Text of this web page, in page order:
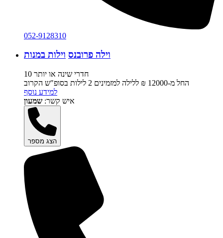
052-9128310
וילה פרובנס וילות במנות
10 חדרי שינה או יותר
החל מ-‏12000 ₪ ללילה למזמינים 2 לילות בסופ"ש הקרוב
למידע נוסף
איש קשר: שמעון
הצג מספר